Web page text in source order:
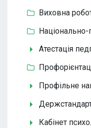
Виховна
Національно-
Атестація
Профільне
Кабінет